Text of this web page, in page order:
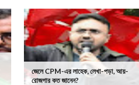
জেলে CPM-এর লাহেক, লেখা-পড়া, আয়-
রোজগার কত জানেন?